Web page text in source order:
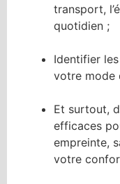
transport,
quotidien ;
Identifier
votre mode
Et surtout,
efficaces
empreinte,
votre